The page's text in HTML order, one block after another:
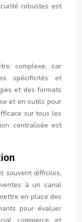
robustes est
complexe, car
spécificités et
et des formats
et en outils pour
sur tous les
centralisée est
souvent difficiles,
à un canal
en place des
pour évaluer